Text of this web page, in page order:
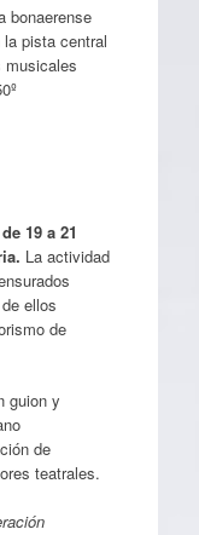
bonaerense
pista central
musicales
19 a 21
La actividad
ellos
de
guion y
de
teatrales.